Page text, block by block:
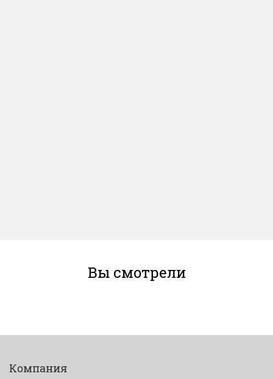
Вы смотрели
Компания